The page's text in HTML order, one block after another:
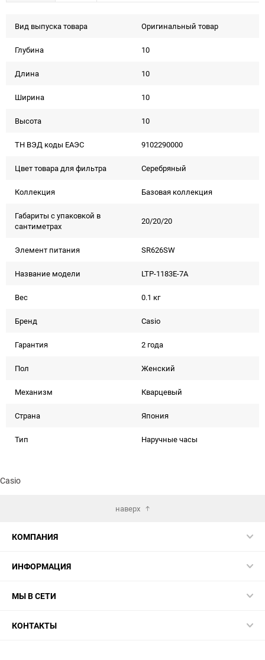
Вид выпуска товара Оригинальный товар
Глубина 10
Длина 10
Ширина 10
Высота 10
ТН ВЭД коды ЕАЭС 9102290000
Цвет товара для фильтра Серебряный
Коллекция Базовая коллекция
Габариты с упаковкой в
сантиметрах
20/20/20
Элемент питания SR626SW
Название модели LTP-1183E-7A
Вес 0.1 кг
Бренд Casio
Гарантия 2 года
Пол Женский
Механизм Кварцевый
Страна Япония
Тип Наручные часы
Casio
наверх
КОМПАНИЯ
ИНФОРМАЦИЯ
МЫ В СЕТИ
КОНТАКТЫ